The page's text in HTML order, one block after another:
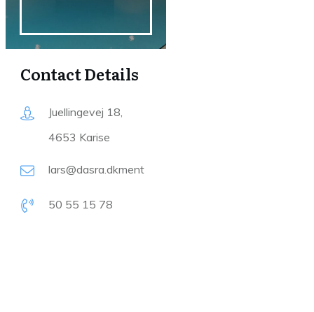
Contact Details
Juellingevej 18,
4653 Karise
lars@dasra.dkment
50 55 15 78